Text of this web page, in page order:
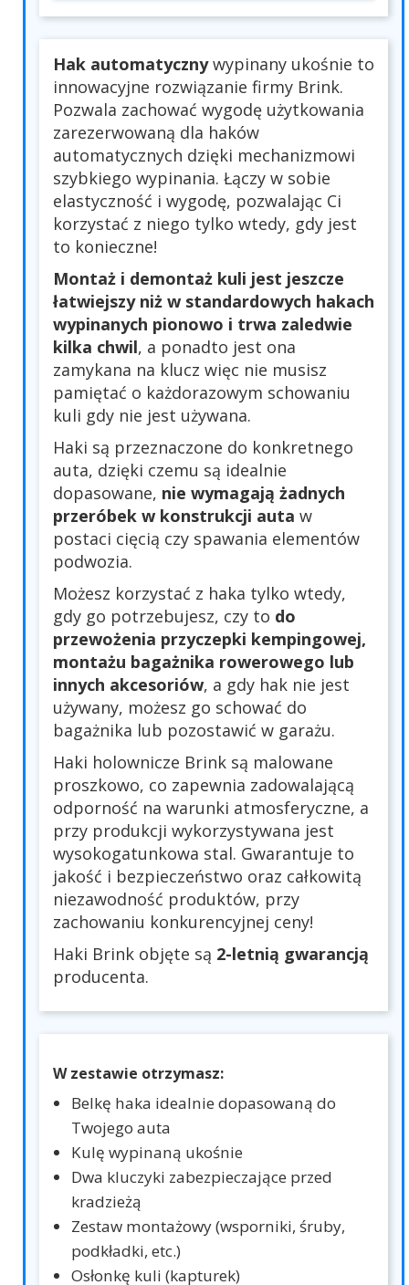
Hak automatycznywypinany ukośnie to
innowacyjne rozwiązanie firmy Brink.
Pozwala zachować wygodę użytkowania
zarezerwowaną dla haków
automatycznych dzięki mechanizmowi
szybkiego wypinania. Łączy w sobie
elastyczność i wygodę, pozwalając Ci
korzystać z niego tylko wtedy, gdy jest
to konieczne!
Montaż i demontaż kuli jest jeszcze
łatwiejszy niż w standardowych hakach
wypinanych pionowo i trwa zaledwie
kilka chwil, a ponadto jest ona
zamykana na klucz więc nie musisz
pamiętać o każdorazowym schowaniu
kuli gdy nie jest używana.
Haki są przeznaczone do konkretnego
auta, dzięki czemu są idealnie
dopasowane, nie wymagają żadnych
przeróbek w konstrukcji auta w
postaci cięcią czy spawania elementów
podwozia.
Możesz korzystać z haka tylko wtedy,
gdy go potrzebujesz, czy to do
przewożenia przyczepki kempingowej,
montażu bagażnika rowerowego lub
innych akcesoriów, a gdy hak nie jest
używany, możesz go schować do
bagażnika lub pozostawić w garażu.
Haki holownicze Brink są malowane
proszkowo, co zapewnia zadowalającą
odporność na warunki atmosferyczne, a
przy produkcji wykorzystywana jest
wysokogatunkowa stal. Gwarantuje to
jakość i bezpieczeństwo oraz całkowitą
niezawodność produktów, przy
zachowaniu konkurencyjnej ceny!
Haki Brink objęte są 2-letnią gwarancją
producenta.
W zestawie otrzymasz:
Belkę haka idealnie dopasowaną do
Twojego auta
Kulę wypinaną ukośnie
Dwa kluczyki zabezpieczające przed
kradzieżą
Zestaw montażowy (wsporniki, śruby,
podkładki, etc.)
Osłonkę kuli (kapturek)